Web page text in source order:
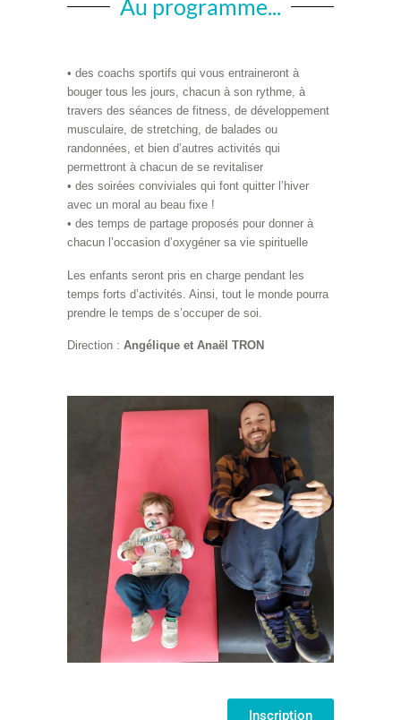
Au programme...
• des coachs sportifs qui vous entraineront à
bouger tous les jours, chacun à son rythme, à
travers des séances de fitness, de développement
musculaire, de stretching, de balades ou
randonnées, et bien d’autres activités qui
permettront à chacun de se revitaliser
• des soirées conviviales qui font quitter l’hiver
avec un moral au beau fixe !
• des temps de partage proposés pour donner à
chacun l’occasion d’oxygéner sa vie spirituelle
Les enfants seront pris en charge pendant les
temps forts d’activités. Ainsi, tout le monde pourra
prendre le temps de s’occuper de soi.
Direction : Angélique et Anaël TRON
Inscription